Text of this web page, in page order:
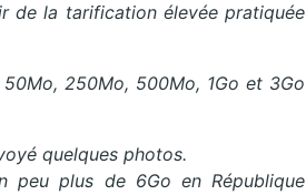
de la tarification élevée pratiquée
250Mo, 500Mo, 1Go et 3Go
quelques photos.
peu plus de 6Go en République